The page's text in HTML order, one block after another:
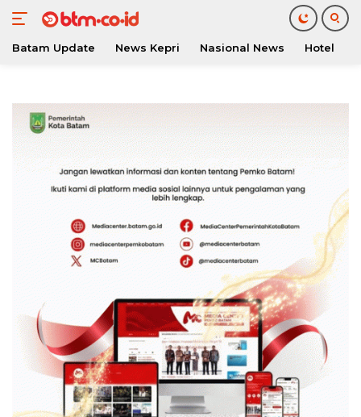
konten
Batam Update News Kepri Nasional News Hotel